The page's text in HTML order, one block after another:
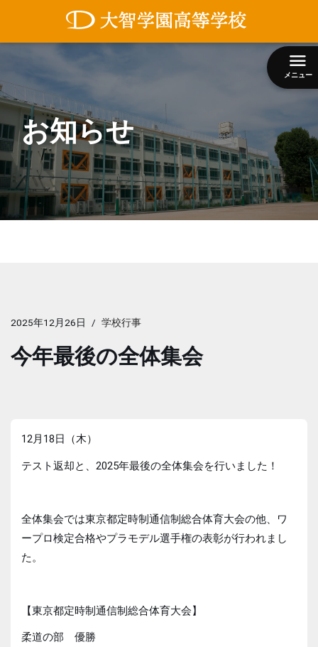
へ
キ
ッ
プ
メニュー
お知らせ
今年最後の全体集会
2025年12月26日 学校行事
12月18日（木）
テスト返却と、2025年最後の全体集会を行いました！
全体集会では東京都定時制通信制総合体育大会の他、ワ
ープロ検定合格やプラモデル選手権の表彰が行われまし
た。
【東京都定時制通信制総合体育大会】
柔道の部 優勝